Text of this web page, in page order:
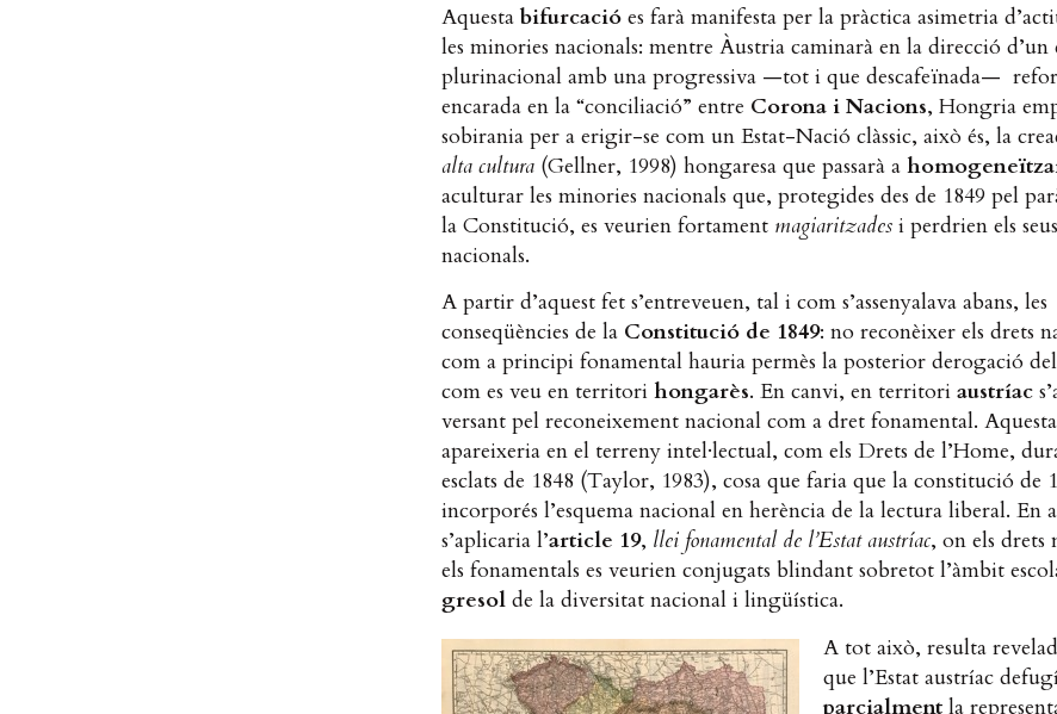
Aquesta bifurcació es farà manifesta per la pràctica asimetria
les minories nacionals: mentre Àustria caminarà en la direcció d’un
plurinacional amb una progressiva —tot i que descafeïnada—
encarada en la “conciliació” entre Corona i Nacions, Hongria
sobirania per a erigir-se com un Estat-Nació clàssic, això és, la
alta cultura (Gellner, 1998) hongaresa que passarà a
aculturar les minories nacionals que, protegides des de 1849 pel
la Constitució, es veurien fortament magiaritzades i perdrien els
nacionals.
A partir d’aquest fet s’entreveuen, tal i com s’assenyalava abans, les
conseqüències de la Constitució de 1849: no reconèixer els drets
com a principi fonamental hauria permès la posterior derogació
com es veu en territori hongarès. En canvi, en territori austríac
versant pel reconeixement nacional com a dret fonamental.
apareixeria en el terreny intel·lectual, com els Drets de l’Home,
esclats de 1848 (Taylor, 1983), cosa que faria que la constitució de
incorporés l’esquema nacional en herència de la lectura liberal. En
s’aplicaria l’article 19, llei fonamental de l’Estat austríac, on els drets
els fonamentals es veurien conjugats blindant sobretot l’àmbit
gresol de la diversitat nacional i lingüística.
A tot això, resulta
que l’Estat austríac
parcialment la